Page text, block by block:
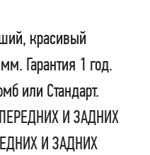
красивый
Гарантия 1 год.
или Стандарт.
И ЗАДНИХ
И ЗАДНИХ